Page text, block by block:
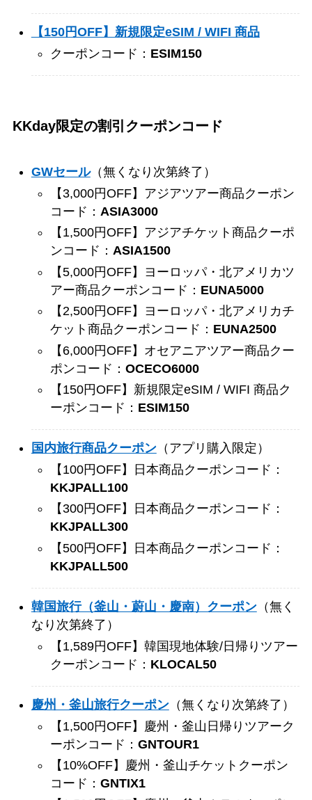
【150円OFF】新規限定eSIM / WIFI 商品
クーポンコード： ESIM150
KKday限定の割引クーポンコード
GWセール（無くなり次第終了）
【3,000円OFF】アジアツアー商品クーポン
コード： ASIA3000
【1,500円OFF】アジアチケット商品クーポ
ンコード： ASIA1500
【5,000円OFF】ヨーロッパ・北アメリカツ
アー商品クーポンコード： EUNA5000
【2,500円OFF】ヨーロッパ・北アメリカチ
ケット商品クーポンコード： EUNA2500
【6,000円OFF】オセアニアツアー商品クー
ポンコード： OCECO6000
【150円OFF】新規限定eSIM / WIFI 商品ク
ーポンコード： ESIM150
国内旅行商品クーポン（アプリ購入限定）
【100円OFF】日本商品クーポンコード：
KKJPALL100
【300円OFF】日本商品クーポンコード：
KKJPALL300
【500円OFF】日本商品クーポンコード：
KKJPALL500
韓国旅行（釜山・蔚山・慶南）クーポン（無く
なり次第終了）
【1,589円OFF】韓国現地体験/日帰りツアー
クーポンコード： KLOCAL50
慶州・釜山旅行クーポン（無くなり次第終了）
【1,500円OFF】慶州・釜山日帰りツアーク
ーポンコード： GNTOUR1
【10%OFF】慶州・釜山チケットクーポン
コード： GNTIX1